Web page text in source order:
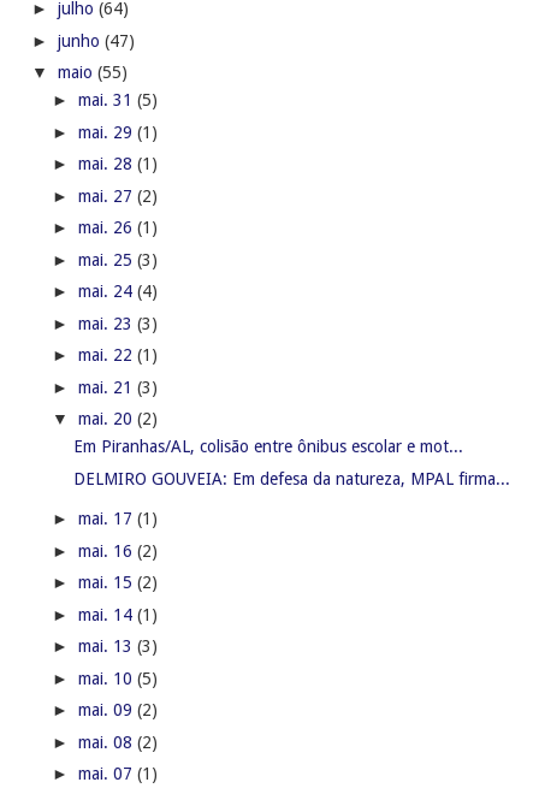
► julho (64)
► junho (47)
▼ maio (55)
► mai. 31 (5)
► mai. 29 (1)
► mai. 28 (1)
► mai. 27 (2)
► mai. 26 (1)
► mai. 25 (3)
► mai. 24 (4)
► mai. 23 (3)
► mai. 22 (1)
► mai. 21 (3)
▼ mai. 20 (2)
Em Piranhas/AL, colisão entre ônibus escolar e mot...
DELMIRO GOUVEIA: Em defesa da natureza, MPAL firma...
► mai. 17 (1)
► mai. 16 (2)
► mai. 15 (2)
► mai. 14 (1)
► mai. 13 (3)
► mai. 10 (5)
► mai. 09 (2)
► mai. 08 (2)
► mai. 07 (1)